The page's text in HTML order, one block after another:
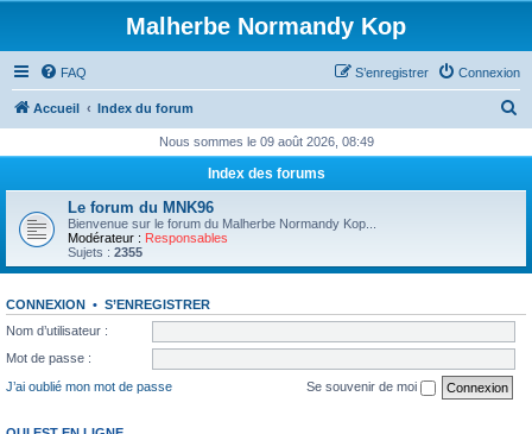
Malherbe Normandy Kop
FAQ Connexion
S’enregistrer
Accueil Index du forum
h
c
Nous sommes le 09 août 2026, 08:49
Index des forums
Le forum du MNK96
Bienvenue sur le forum du Malherbe Normandy Kop...
Modérateur : Responsables
Sujets : 2355
CONNEXION • S’ENREGISTRER
Nom d’utilisateur :
Mot de passe :
J’ai oublié mon mot de passe
Se souvenir de moi